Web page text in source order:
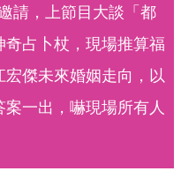
請，上節目大談「都
占卜杖，現場推算福
傑未來婚姻走向，以
一出，嚇現場所有人